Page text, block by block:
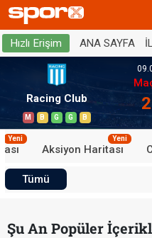
Hızlı Erişim ANA SAYFA
Racing Club
M B G G B
Yeni
Aksiyon Haritası
Yeni
Tümü
Şu An Popüler